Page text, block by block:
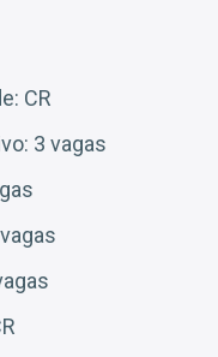
CR
3 vagas